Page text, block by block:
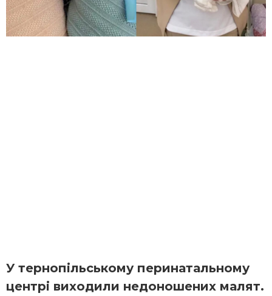
У тернопільському перинатальному
центрі виходили недоношених малят.